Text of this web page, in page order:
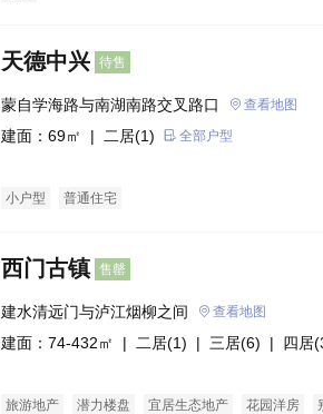
天德中兴 待售
蒙自学海路与南湖南路交叉路口 查看地图
建面：69㎡ | 二居(1) 全部户型
小户型 普通住宅
西门古镇 售罄
建水清远门与泸江烟柳之间 查看地图
建面：74-432㎡ | 二居(1) | 三居(6) | 四居
旅游地产 潜力楼盘 宜居生态地产 花园洋房